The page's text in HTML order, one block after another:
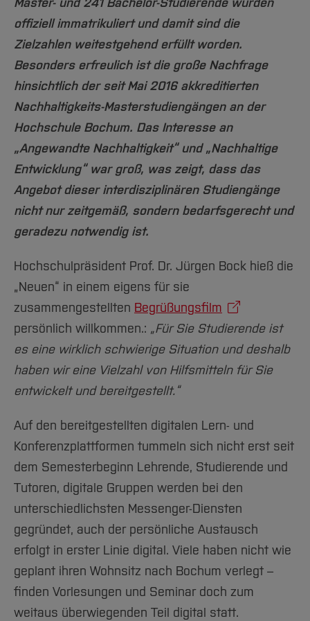
Arbeiten im FB G
Forschung und Projekte
International
Service
Studiengänge
Studieninteressierte
Aktuelles
Fachgruppen
Forschung und Entwicklung
International
Team
Service
Amtliche Bekanntmachungen
Notfall-Infos
BO Shop
Familiengerechte Hochschule
Gleichstellung
Diskriminierungsfreie Hochschule
Vertretungen
Wahlen
Hochschulkommunikation
International Office
Medienzentrum
qed-Stiftung
Zentrale Studienberatung
offiziell immatrikuliert und damit sind die
Zielzahlen weitestgehend erfüllt worden.
Besonders erfreulich ist die große Nachfrage
hinsichtlich der seit Mai 2016 akkreditierten
Nachhaltigkeits-Masterstudiengängen an der
Hochschule Bochum. Das Interesse an
„Angewandte Nachhaltigkeit“ und „Nachhaltige
Entwicklung“ war groß, was zeigt, dass das
Angebot dieser interdisziplinären Studiengänge
nicht nur zeitgemäß, sondern bedarfsgerecht und
geradezu notwendig ist.
Hochschulpräsident Prof. Dr. Jürgen Bock hieß die
„Neuen“ in einem eigens für sie
zusammengestellten Begrüßungsfilm
persönlich willkommen.: „Für Sie Studierende ist
es eine wirklich schwierige Situation und deshalb
haben wir eine Vielzahl von Hilfsmitteln für Sie
entwickelt und bereitgestellt.“
Auf den bereitgestellten digitalen Lern- und
Konferenzplattformen tummeln sich nicht erst seit
dem Semesterbeginn Lehrende, Studierende und
Tutoren, digitale Gruppen werden bei den
unterschiedlichsten Messenger-Diensten
gegründet, auch der persönliche Austausch
erfolgt in erster Linie digital. Viele haben nicht wie
geplant ihren Wohnsitz nach Bochum verlegt –
finden Vorlesungen und Seminar doch zum
weitaus überwiegenden Teil digital statt.